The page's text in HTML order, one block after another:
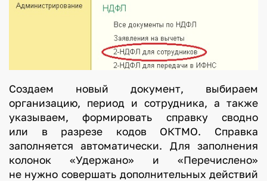
Создаем новый документ, выбираем
организацию, период и сотрудника, а также
указываем, формировать справку сводно
или в разрезе кодов ОКТМО. Справка
заполняется автоматически. Для заполнения
колонок «Удержано» и «Перечислено»
не нужно совершать дополнительных действий